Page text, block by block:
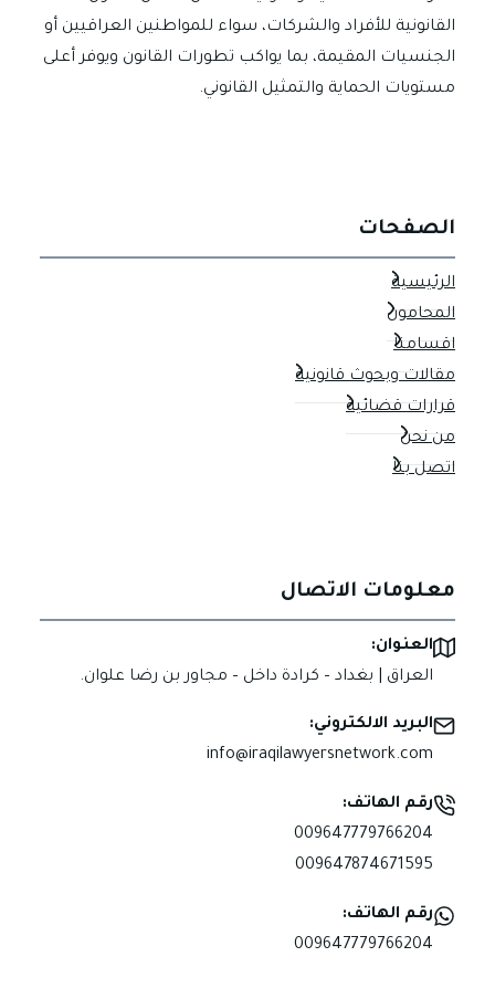
القانونية للأفراد والشركات، سواء للمواطنين العراقيين أو
الجنسيات المقيمة، بما يواكب تطورات القانون ويوفر أعلى
مستويات الحماية والتمثيل القانوني.
الصفحات
الرئيسية
المحامون
اقسامنا
مقالات وبحوث قانونية
قرارات قضائية
من نحن
اتصل بنا
معلومات الاتصال
العنوان:
العراق | بغداد – كرادة داخل – مجاور بن رضا علوان.
البريد الالكتروني:
info@iraqilawyersnetwork.com
رقم الهاتف:
009647779766204
009647874671595
رقم الهاتف:
009647779766204